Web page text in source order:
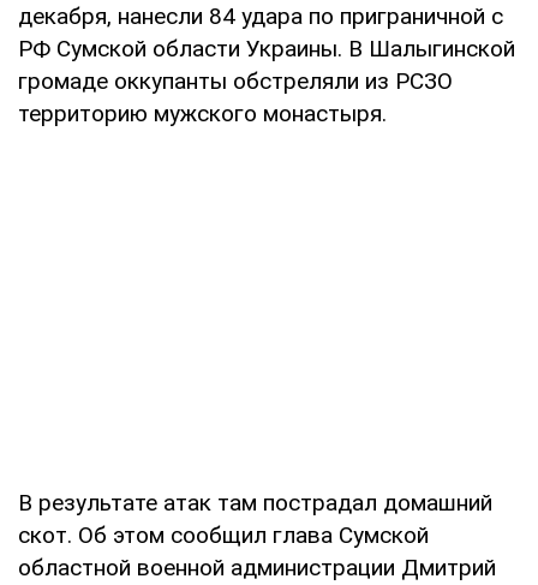
декабря, нанесли 84 удара по приграничной с
РФ Сумской области Украины. В Шалыгинской
громаде оккупанты обстреляли из РСЗО
территорию мужского монастыря.
В результате атак там пострадал домашний
скот. Об этом сообщил глава Сумской
областной военной администрации Дмитрий